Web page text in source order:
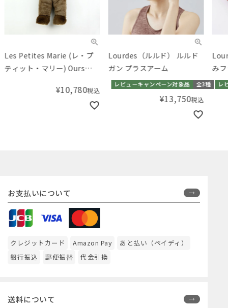
Les Petites Marie (レ・プ
ティット・マリー) Ours
¥10,780税込
Lourdes（ルルド） ルルド
ガン プラスアーム
レビューキャンペーン対象品 全3種
¥13,750税込
み
レ
お支払いについて
クレジットカード Amazon Pay
あと払い（ペイディ）
銀行振込
郵便振替 代金引換
送料について